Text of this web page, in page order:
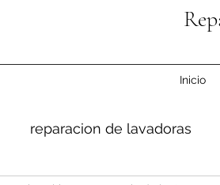
Inicio
reparacion de lavadoras